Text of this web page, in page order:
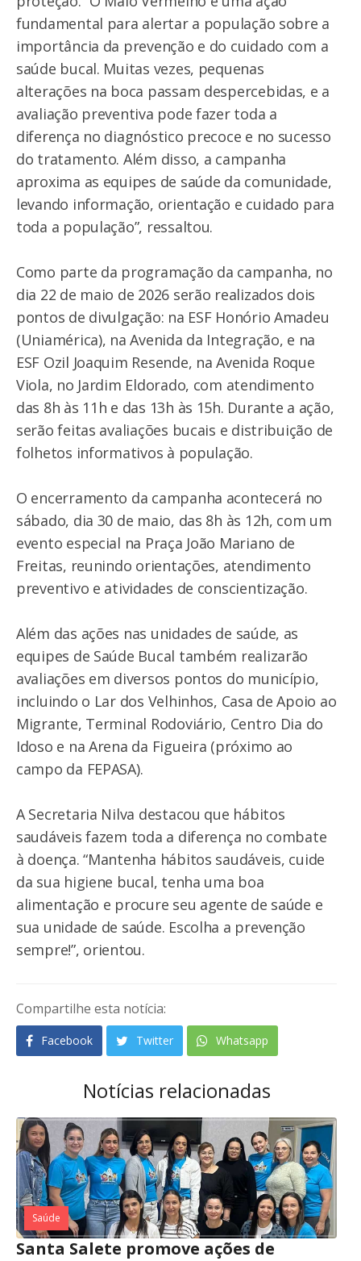
fundamental para alertar a população sobre a
importância da prevenção e do cuidado com a
saúde bucal. Muitas vezes, pequenas
alterações na boca passam despercebidas, e a
avaliação preventiva pode fazer toda a
diferença no diagnóstico precoce e no sucesso
do tratamento. Além disso, a campanha
aproxima as equipes de saúde da comunidade,
levando informação, orientação e cuidado para
toda a população”, ressaltou.
Como parte da programação da campanha, no
dia 22 de maio de 2026 serão realizados dois
pontos de divulgação: na ESF Honório Amadeu
(Uniamérica), na Avenida da Integração, e na
ESF Ozil Joaquim Resende, na Avenida Roque
Viola, no Jardim Eldorado, com atendimento
das 8h às 11h e das 13h às 15h. Durante a ação,
serão feitas avaliações bucais e distribuição de
folhetos informativos à população.
O encerramento da campanha acontecerá no
sábado, dia 30 de maio, das 8h às 12h, com um
evento especial na Praça João Mariano de
Freitas, reunindo orientações, atendimento
preventivo e atividades de conscientização.
Além das ações nas unidades de saúde, as
equipes de Saúde Bucal também realizarão
avaliações em diversos pontos do município,
incluindo o Lar dos Velhinhos, Casa de Apoio ao
Migrante, Terminal Rodoviário, Centro Dia do
Idoso e na Arena da Figueira (próximo ao
campo da FEPASA).
A Secretaria Nilva destacou que hábitos
saudáveis fazem toda a diferença no combate
à doença. “Mantenha hábitos saudáveis, cuide
da sua higiene bucal, tenha uma boa
alimentação e procure seu agente de saúde e
sua unidade de saúde. Escolha a prevenção
sempre!”, orientou.
Compartilhe esta notícia:
Facebook Twitter Whatsapp
Notícias relacionadas
Saúde
Santa Salete promove ações de